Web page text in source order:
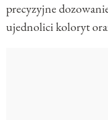
precyzyjne
ujednolici koloryt